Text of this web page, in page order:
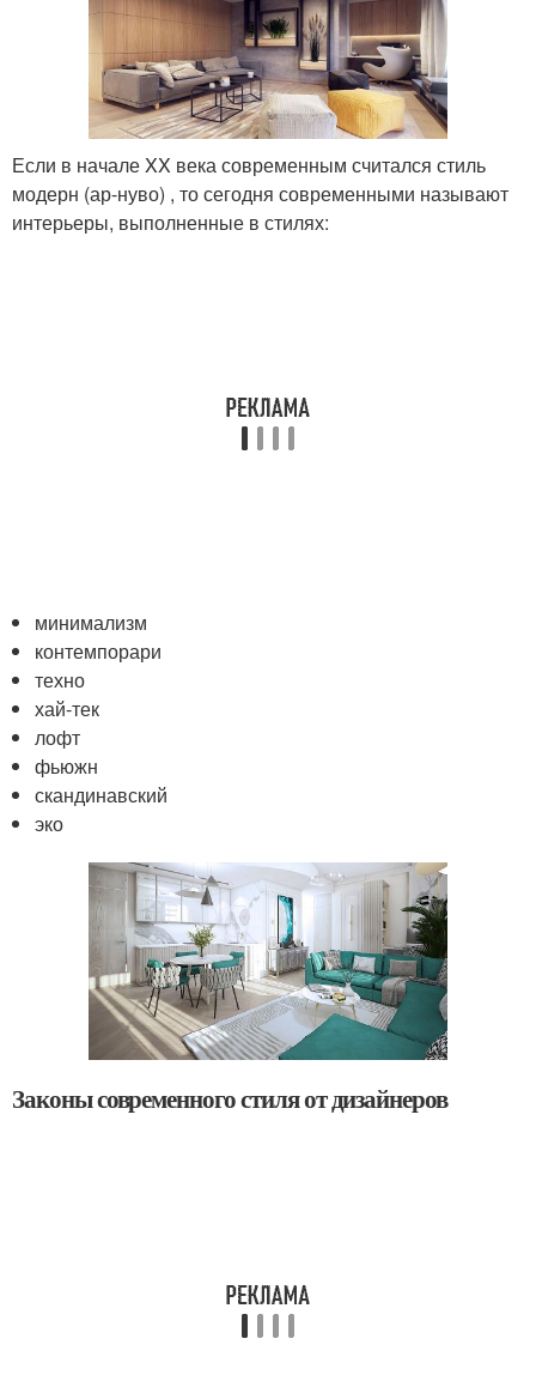
Если в начале XX века современным считался стиль
модерн (ар-нуво) , то сегодня современными называют
интерьеры, выполненные в стилях:
минимализм
контемпорари
техно
хай-тек
лофт
фьюжн
скандинавский
эко
Законы современного стиля от дизайнеров